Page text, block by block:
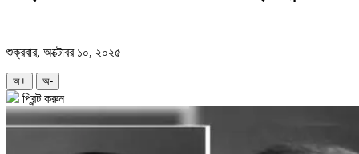
শুক্রবার, অক্টোবর ১০, ২০২৫
অ+ অ-
প্রিন্ট করুন